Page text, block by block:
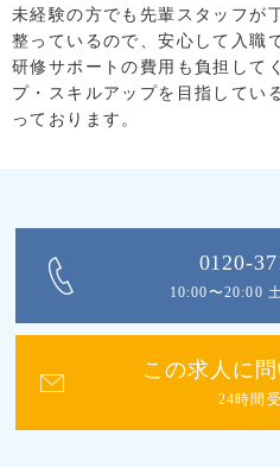
未経験の方でも先輩スタッフが
整っているので、安心して入職
研修サポートの費用も負担して
プ・スキルアップを目指してい
っております。
0120-
10:00〜20:00
この求人に
24時間